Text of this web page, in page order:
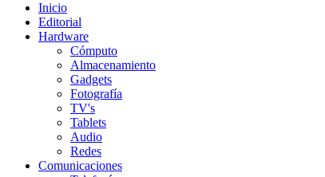
Inicio
Editorial
Hardware
Cómputo
Almacenamiento
Gadgets
Fotografía
TV's
Tablets
Audio
Redes
Comunicaciones